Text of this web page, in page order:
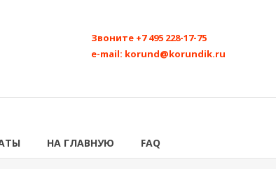
Звоните +7 495 228-17-75
e-mail: korund@korundik.ru
НА ГЛАВНУЮ FAQ